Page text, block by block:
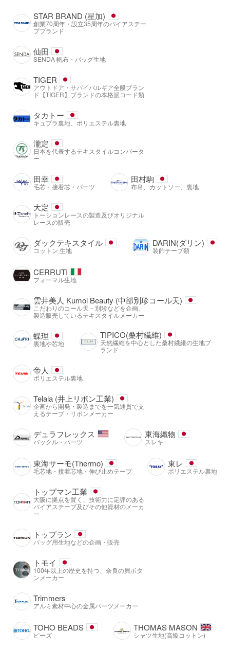
STAR BRAND (星加)
創業70周年・設立35周年のバイアステー
プブランド
仙田
SENDA 帆布・バッグ生地
TIGER
アウトドア・サバイバルギア全般ブラン
ド【TIGER】ブランドの本格派コード類
タカトー
キュプラ裏地、ポリエステル裏地
瀧定
日本を代表するテキスタイルコンバータ
ー
田幸
毛芯・接着芯・パーツ
田村駒
布帛、カットソー、裏地
大定
トーションレースの製造及びオリジナル
レースの販売
ダックテキスタイル
コットン 生地
DARIN(ダリン)
装飾テープ類
CERRUTI
フォーマル生地
雲井美人 Kumoi Beauty (中部別珍コール天)
こだわりのコール天・別珍などを企画、
製造販売しているテキスタイルメーカー
蝶理
裏地や芯地
TIPICO(桑村繊維)
天然繊維を中心とした桑村繊維の生地ブ
ランド
帝人
ポリエステル裏地
Telala (井上リボン工業)
企画から開発・製造までを一気通貫で支
えるテープ・リボンメーカー
デュラフレックス
バックル・パーツ
東海織物
スレキ
東海サーモ(Thermo)
毛芯地・接着芯地・伸び止めテープ
東レ
ポリエステル裏地
トップマン工業
大阪に拠点を置く、技術力に定評のある
バイアステープ及びその他資材のメーカ
ー
トップラン
バッグ用生地などの企画・販売
トモイ
100年以上の歴史を持つ、奈良の貝ボタ
ンメーカー
Trimmers
アルミ素材中心の金属パーツメーカー
TOHO BEADS
ビーズ
THOMAS MASON
シャツ生地(高級コットン)